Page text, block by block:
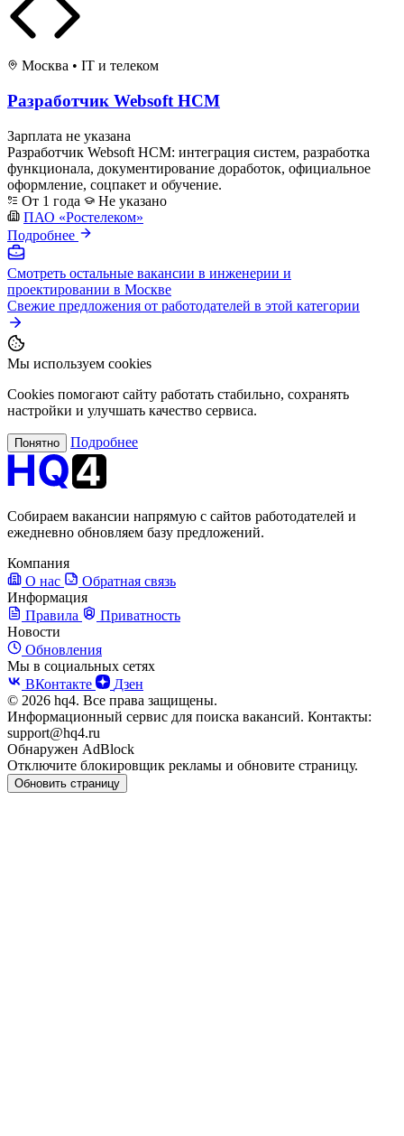
Москва • IT и телеком
Разработчик Websoft HCM
Зарплата не указана
Разработчик Websoft HCM: интеграция систем, разработка
функционала, документирование доработок, официальное
оформление, соцпакет и обучение.
От 1 года
Не указано
ПАО «Ростелеком»
Подробнее
Смотреть остальные вакансии в инженерии и
проектировании в Москве
Свежие предложения от работодателей в этой категории
Мы используем cookies
Cookies помогают сайту работать стабильно, сохранять
настройки и улучшать качество сервиса.
Понятно Подробнее
Собираем вакансии напрямую с сайтов работодателей и
ежедневно обновляем базу предложений.
Компания
О нас
Обратная связь
Информация
Правила
Приватность
Новости
Обновления
Мы в социальных сетях
ВКонтакте
Дзен
© 2026 hq4. Все права защищены.
Информационный сервис для поиска вакансий. Контакты:
support@hq4.ru
Обнаружен AdBlock
Отключите блокировщик рекламы и обновите страницу.
Обновить страницу